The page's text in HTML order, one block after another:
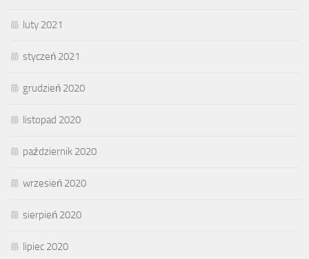
luty 2021
styczeń 2021
grudzień 2020
listopad 2020
październik 2020
wrzesień 2020
sierpień 2020
lipiec 2020